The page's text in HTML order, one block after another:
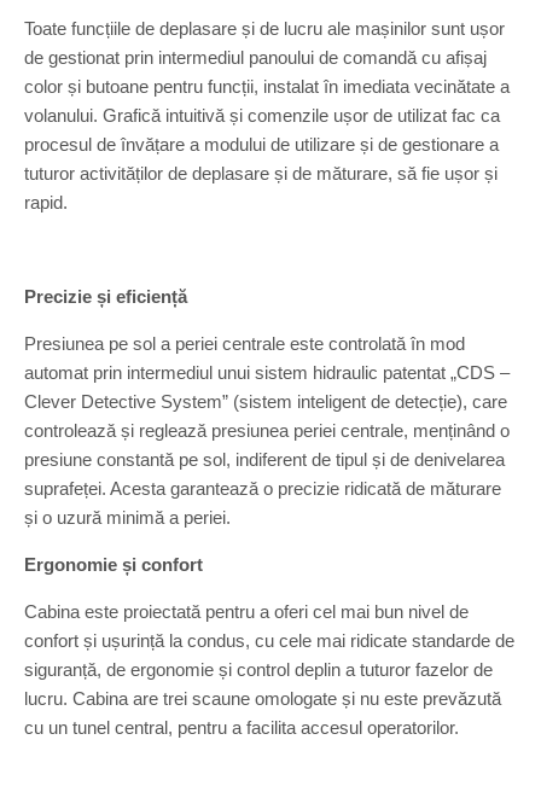
Toate funcțiile de deplasare și de lucru ale mașinilor sunt ușor
de gestionat prin intermediul panoului de comandă cu afișaj
color și butoane pentru funcții, instalat în imediata vecinătate a
volanului. Grafică intuitivă și comenzile ușor de utilizat fac ca
procesul de învățare a modului de utilizare și de gestionare a
tuturor activităților de deplasare și de măturare, să fie ușor și
rapid.
Precizie și eficiență
Presiunea pe sol a periei centrale este controlată în mod
automat prin intermediul unui sistem hidraulic patentat „CDS –
Clever Detective System” (sistem inteligent de detecție), care
controlează și reglează presiunea periei centrale, menținând o
presiune constantă pe sol, indiferent de tipul și de denivelarea
suprafeței. Acesta garantează o precizie ridicată de măturare
și o uzură minimă a periei.
Ergonomie și confort
Cabina este proiectată pentru a oferi cel mai bun nivel de
confort și ușurință la condus, cu cele mai ridicate standarde de
siguranță, de ergonomie și control deplin a tuturor fazelor de
lucru. Cabina are trei scaune omologate și nu este prevăzută
cu un tunel central, pentru a facilita accesul operatorilor.